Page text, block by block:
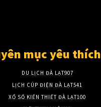
mục yêu thích
DU LỊCH ĐÀ LẠT907
LỊCH CÚP ĐIỆN ĐÀ LẠT541
XỔ SỐ KIẾN THIẾT ĐÀ LẠT100